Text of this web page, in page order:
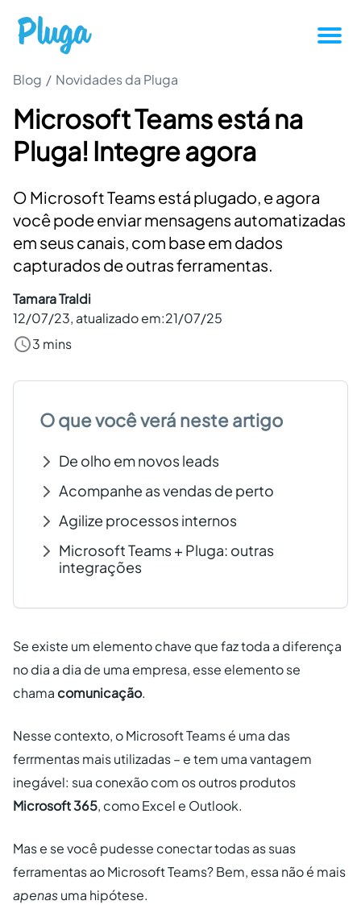
Tutoriais
Produtividade
Novidades da Pluga
Casos de sucesso
Outros
Entrar
Criar conta grátis
PT
Blog / Novidades da Pluga
Microsoft Teams está na
Pluga! Integre agora
O Microsoft Teams está plugado, e agora
você pode enviar mensagens automatizadas
em seus canais, com base em dados
capturados de outras ferramentas.
Tamara Traldi
12/07/23, atualizado em:21/07/25
3 mins
O que você verá neste artigo
De olho em novos leads
Acompanhe as vendas de perto
Agilize processos internos
Microsoft Teams + Pluga: outras
integrações
Se existe um elemento chave que faz toda a diferença
no dia a dia de uma empresa, esse elemento se
chama comunicação.
Nesse contexto, o Microsoft Teams é uma das
ferrmentas mais utilizadas – e tem uma vantagem
inegável: sua conexão com os outros produtos
Microsoft 365, como Excel e Outlook.
Mas e se você pudesse conectar todas as suas
ferramentas ao Microsoft Teams? Bem, essa não é mais
apenasuma hipótese.